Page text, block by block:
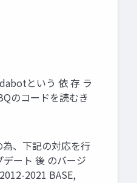
という 依 存 ラ
のコードを読むき
、下記の対応を行
ート 後 のバージ
2021 BASE,